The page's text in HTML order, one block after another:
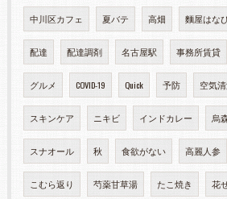
中川区カフェ 夏バテ 高畑 麵屋はな
配達 配達調剤 名古屋駅 事務所賃貸
グルメ COVID-19 Quick 予防 空気
スキンケア ニキビ インドカレー 烏
スナオール 秋 食欲がない 高麗人参
こむら返り 芍薬甘草湯 たこ焼き 花